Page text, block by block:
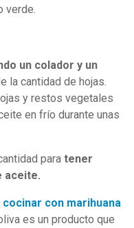
verde.
un colador y un
la cantidad de hojas.
y restos vegetales
en frío durante unas
para tener
aceite.
cocinar con marihuana
es un producto que